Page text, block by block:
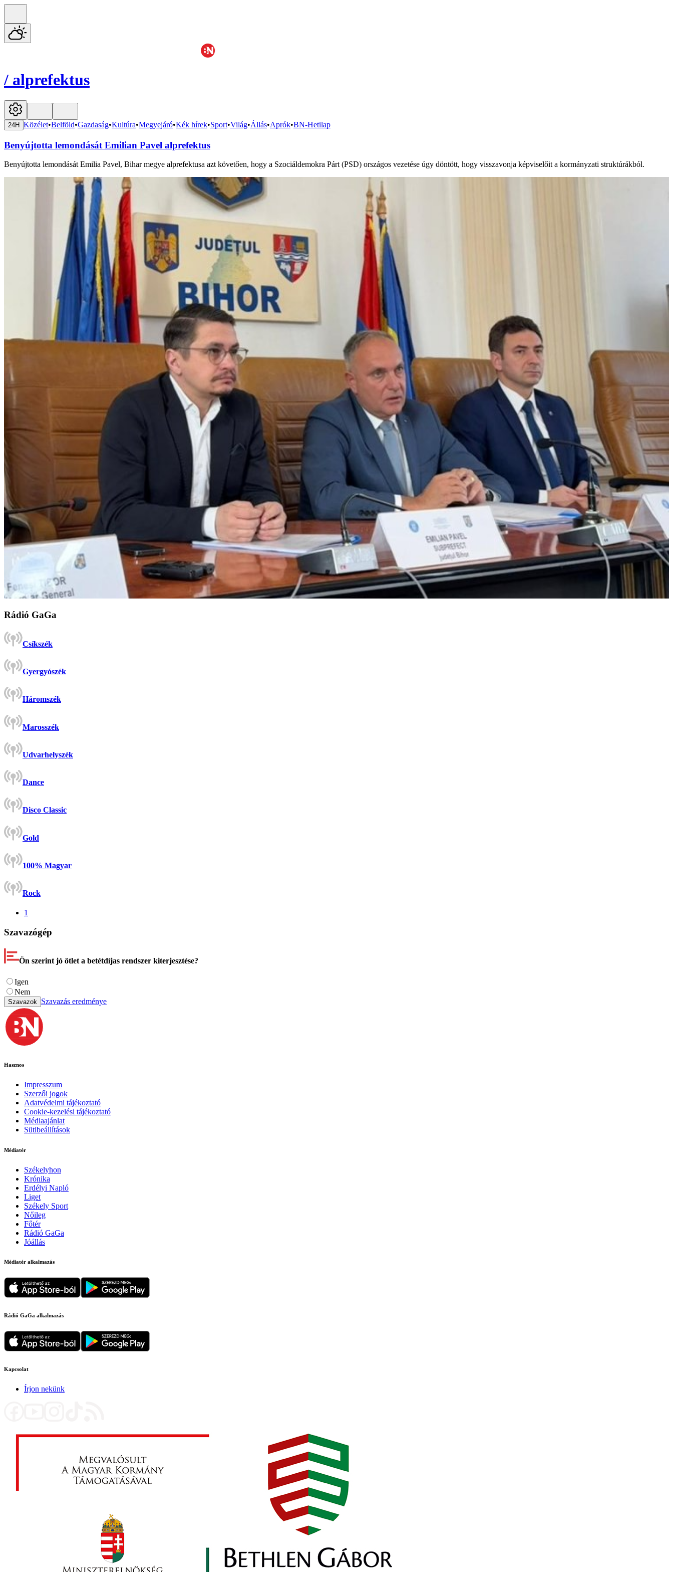
/ alprefektus
24H Közélet•Belföld•Gazdaság•Kultúra•Megyejáró•Kék hírek•Sport•Világ•Állás•Aprók•BN-Hetilap
Benyújtotta lemondását Emilian Pavel alprefektus
Benyújtotta lemondását Emilia Pavel, Bihar megye alprefektusa azt követően, hogy a Szociáldemokra Párt (PSD) országos vezetése úgy döntött, hogy visszavonja képviselőit a kormányzati struktúrákból.
Rádió GaGa
Csíkszék
Gyergyószék
Háromszék
Marosszék
Udvarhelyszék
Dance
Disco Classic
Gold
100% Magyar
Rock
1
Szavazógép
Ön szerint jó ötlet a betétdíjas rendszer kiterjesztése?
Igen
Nem
Szavazok Szavazás eredménye
Hasznos
Impresszum
Szerzői jogok
Adatvédelmi tájékoztató
Cookie-kezelési tájékoztató
Médiaajánlat
Sütibeállítások
Médiatér
Székelyhon
Krónika
Erdélyi Napló
Liget
Székely Sport
Nőileg
Főtér
Rádió GaGa
Jóállás
Médiatér alkalmazás
Rádió GaGa alkalmazás
Kapcsolat
Írjon nekünk